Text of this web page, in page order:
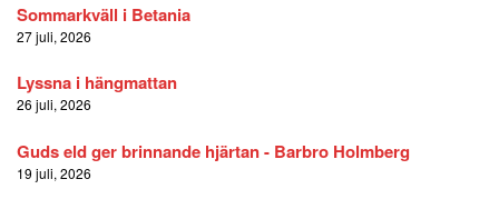
Sommarkväll i Betania
27 juli, 2026
Lyssna i hängmattan
26 juli, 2026
Guds eld ger brinnande hjärtan - Barbro Holmberg
19 juli, 2026